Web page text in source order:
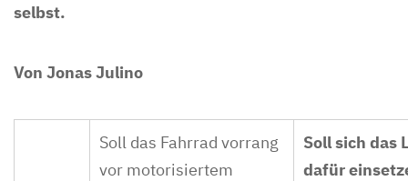
selbst.
Von Jonas Julino
Soll das Fahrrad vorrang
vor motorisiertem
Soll sich das
dafür